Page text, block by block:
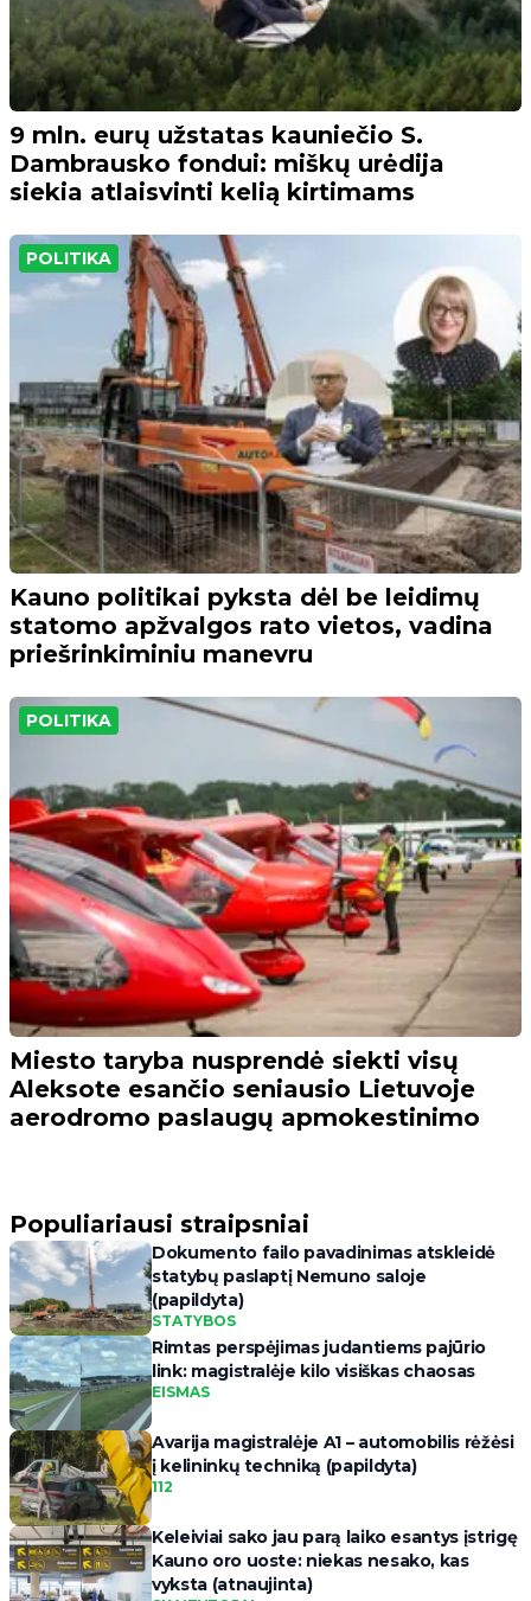
9 mln. eurų užstatas kauniečio S.
Dambrausko fondui: miškų urėdija
siekia atlaisvinti kelią kirtimams
POLITIKA
Kauno politikai pyksta dėl be leidimų
statomo apžvalgos rato vietos, vadina
priešrinkiminiu manevru
POLITIKA
Miesto taryba nusprendė siekti visų
Aleksote esančio seniausio Lietuvoje
aerodromo paslaugų apmokestinimo
Populiariausi straipsniai
Dokumento failo pavadinimas atskleidė
statybų paslaptį Nemuno saloje
(papildyta)
STATYBOS
Rimtas perspėjimas judantiems pajūrio
link: magistralėje kilo visiškas chaosas
EISMAS
Avarija magistralėje A1 – automobilis rėžėsi
į kelininkų techniką (papildyta)
112
Keleiviai sako jau parą laiko esantys įstrigę
Kauno oro uoste: niekas nesako, kas
vyksta (atnaujinta)